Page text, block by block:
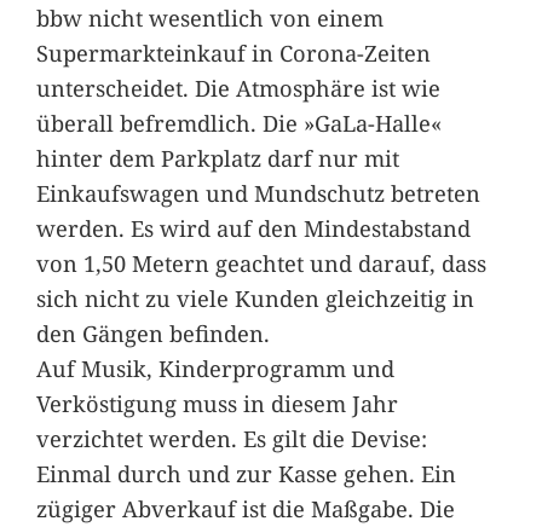
bbw nicht wesentlich von einem
Supermarkteinkauf in Corona-Zeiten
unterscheidet. Die Atmosphäre ist wie
überall befremdlich. Die »GaLa-Halle«
hinter dem Parkplatz darf nur mit
Einkaufswagen und Mundschutz betreten
werden. Es wird auf den Mindestabstand
von 1,50 Metern geachtet und darauf, dass
sich nicht zu viele Kunden gleichzeitig in
den Gängen befinden.
Auf Musik, Kinderprogramm und
Verköstigung muss in diesem Jahr
verzichtet werden. Es gilt die Devise:
Einmal durch und zur Kasse gehen. Ein
zügiger Abverkauf ist die Maßgabe. Die